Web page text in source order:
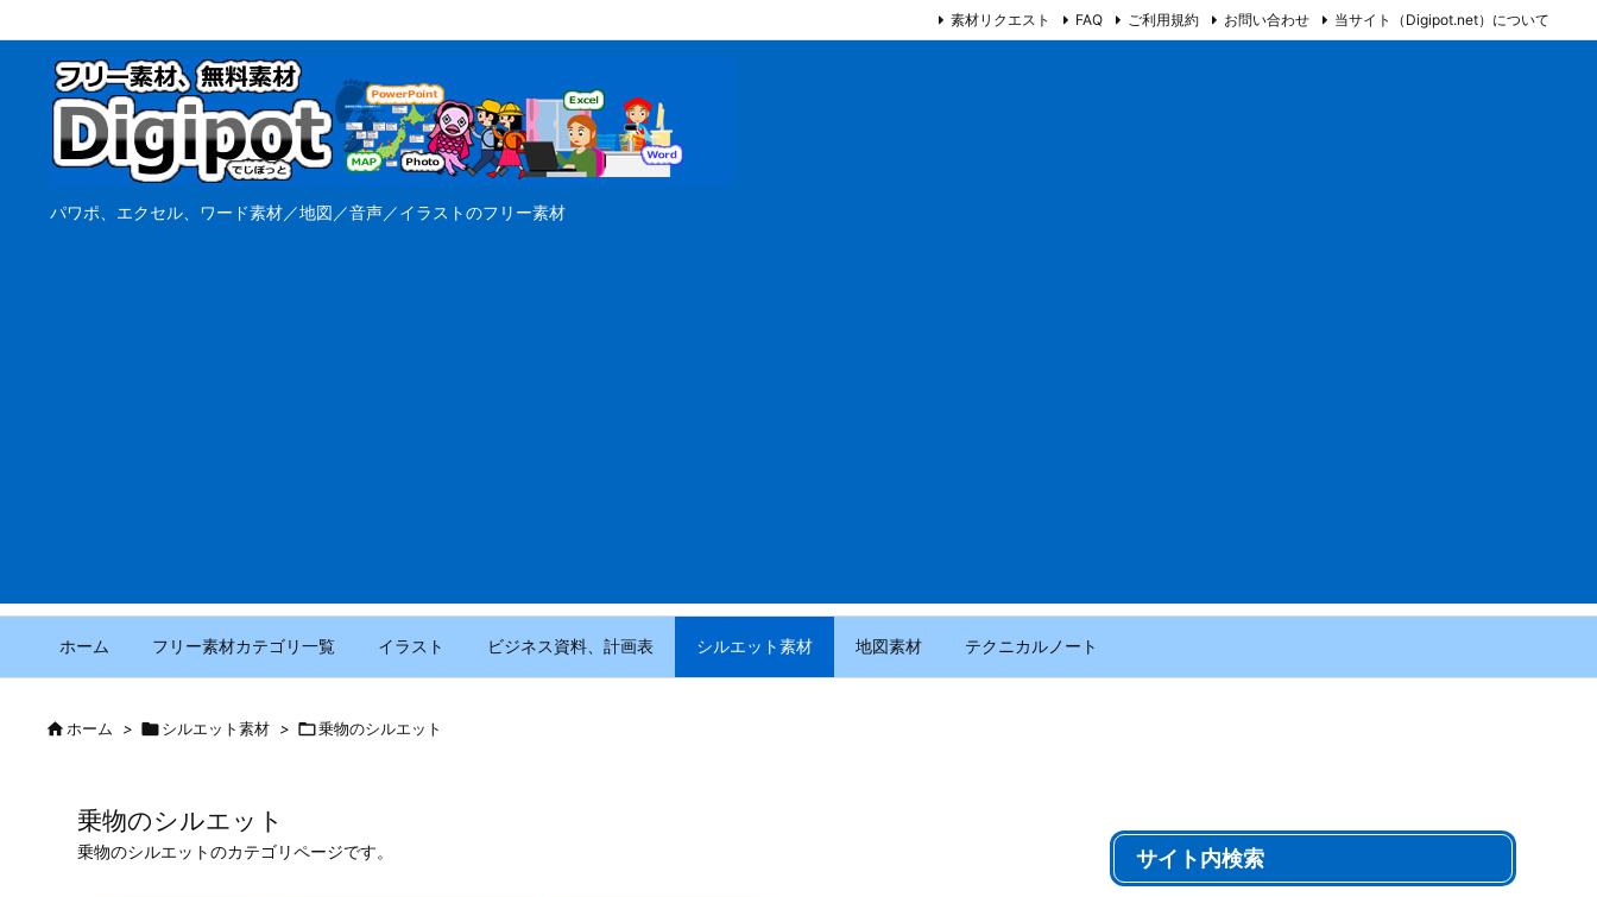
パワポ、エクセル、ワード素材／地図／音声／イラストのフリー素材
ホーム フリー素材カテゴリ一覧 イラスト ビジネス資料、計画表 シルエット素材 地図素材 テクニカルノート
素材リクエスト FAQ ご利用規約 お問い合わせ 当サイト（Digipot.net）について
ホーム > シルエット素材 > 乗物のシルエット
乗物のシルエット
乗物のシルエットのカテゴリページです。 サイト内検索